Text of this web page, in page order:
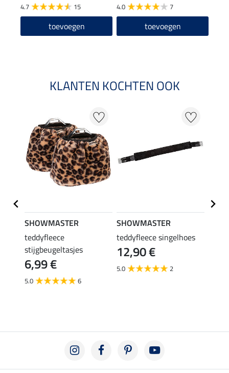
4.7 15
toevoegen
4.0 7
toevoegen
KLANTEN KOCHTEN OOK
SHOWMASTER
teddyfleece
stijgbeugeltasjes
6,99 €
5.0 6
SHOWMASTER
teddyfleece singelhoes
12,90 €
5.0 2